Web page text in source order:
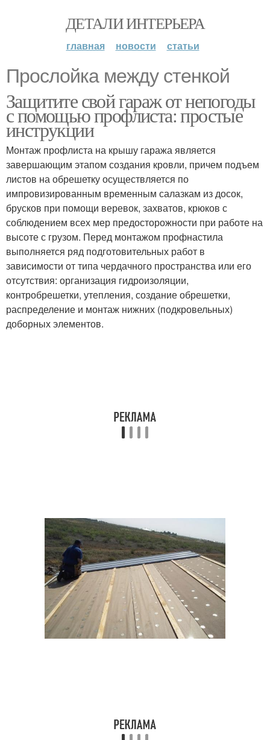
ДЕТАЛИ ИНТЕРЬЕРА
главная новости статьи
Прослойка между стенкой
Защитите свой гараж от непогоды
с помощью профлиста: простые
инструкции
Монтаж профлиста на крышу гаража является
завершающим этапом создания кровли, причем подъем
листов на обрешетку осуществляется по
импровизированным временным салазкам из досок,
брусков при помощи веревок, захватов, крюков с
соблюдением всех мер предосторожности при работе на
высоте с грузом. Перед монтажом профнастила
выполняется ряд подготовительных работ в
зависимости от типа чердачного пространства или его
отсутствия: организация гидроизоляции,
контробрешетки, утепления, создание обрешетки,
распределение и монтаж нижних (подкровельных)
доборных элементов.